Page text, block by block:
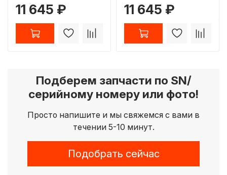
11 645 ₽ 11 645 ₽
Подберем запчасти по SN/
серийному номеру или фото!
Просто напишите и мы свяжемся с вами в
течении 5-10 минут.
Подобрать сейчас